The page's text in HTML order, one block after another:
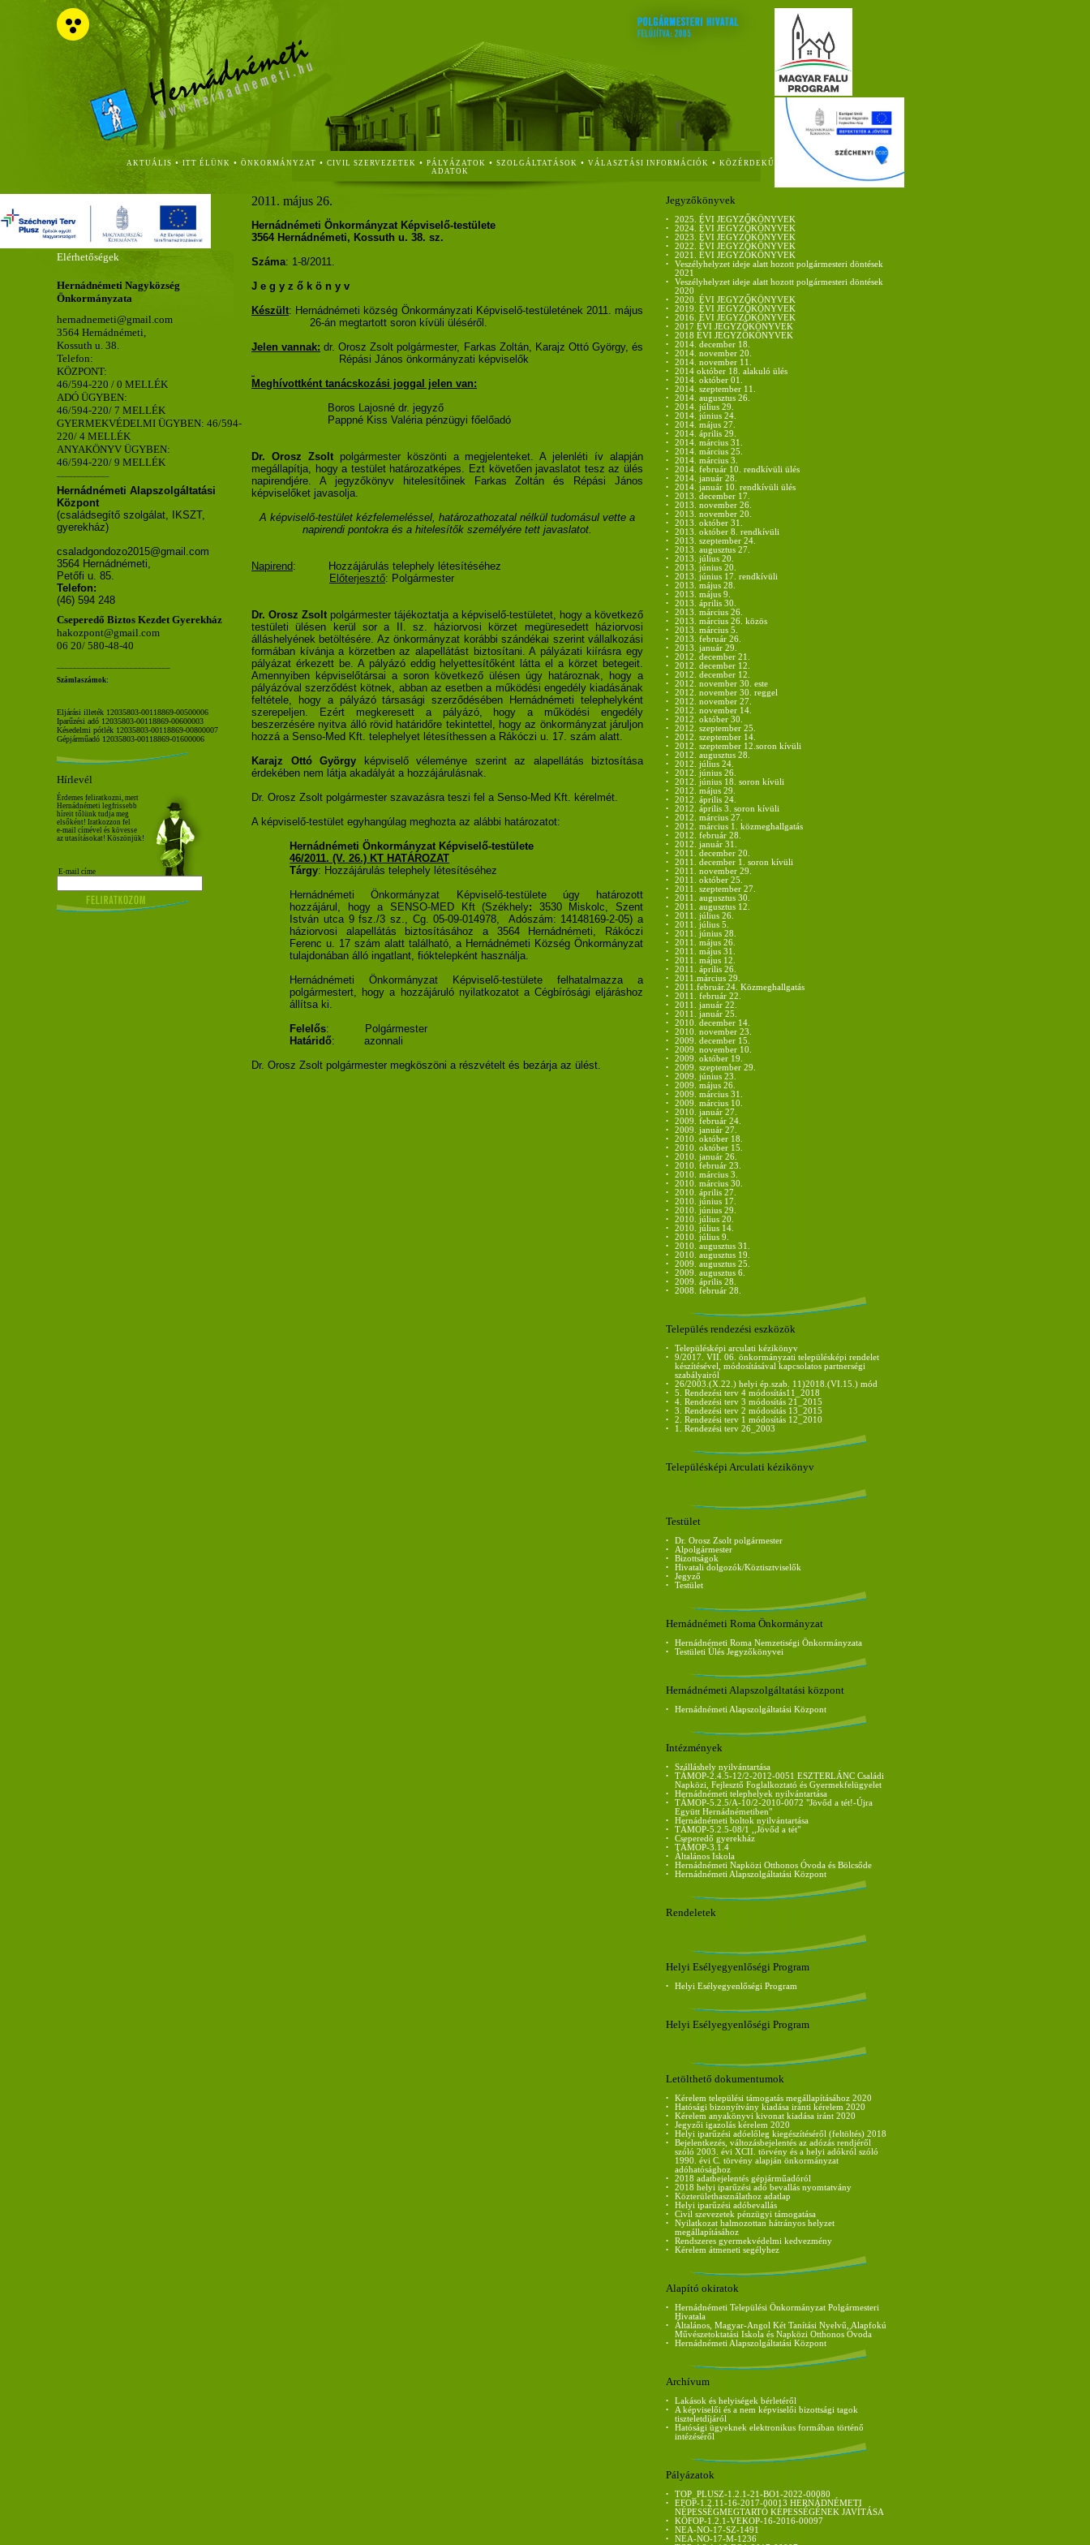
AKTUÁLIS • ITT ÉLÜNK • ÖNKORMÁNYZAT • CIVIL SZERVEZETEK • PÁLYÁZATOK • SZOLGÁLTATÁSOK • VÁLASZTÁSI INFORMÁCIÓK • KÖZÉRDEKŰ
ADATOK
Elérhetőségek
Hernádnémeti Nagyközség
Önkormányzata
hernadnemeti@gmail.com
3564 Hernádnémeti,
Kossuth u. 38.
Telefon:
KÖZPONT:
46/594-220 / 0 MELLÉK
ADÓ ÜGYBEN:
46/594-220/ 7 MELLÉK
GYERMEKVÉDELMI ÜGYBEN: 46/594-
220/ 4 MELLÉK
ANYAKÖNYV ÜGYBEN:
46/594-220/ 9 MELLÉK
Hernádnémeti Alapszolgáltatási
Központ
(családsegítő szolgálat, IKSZT,
gyerekház)
csaladgondozo2015@gmail.com
3564 Hernádnémeti,
Petőfi u. 85.
Telefon:
(46) 594 248
Cseperedő Biztos Kezdet Gyerekház
hakozpont@gmail.com
06 20/ 580-48-40
Számlaszámok:
Eljárási illeték 12035803-00118869-00500006
Iparűzési adó 12035803-00118869-00600003
Késedelmi pótlék 12035803-00118869-00800007
Gépjárműadó 12035803-00118869-01600006
Hírlevél
Érdemes feliratkozni, mert
Hernádnémeti legfrissebb
híreit tőlünk tudja meg
elsőként! Iratkozzon fel
e-mail címével és kövesse
az utasításokat! Köszönjük!
E-mail címe
2011. május 26.
Hernádnémeti Önkormányzat Képviselő-testülete
3564 Hernádnémeti, Kossuth u. 38. sz.
Száma: 1-8/2011.
J e g y z ő k ö n y v
Készült: Hernádnémeti község Önkormányzati Képviselő-testületének 2011. május
26-án megtartott soron kívüli üléséről.
Jelen vannak: dr. Orosz Zsolt polgármester, Farkas Zoltán, Karajz Ottó György, és
Répási János önkormányzati képviselők
Meghívottként tanácskozási joggal jelen van:
Boros Lajosné dr. jegyző
Pappné Kiss Valéria pénzügyi főelőadó
Dr. Orosz Zsoltpolgármester köszönti a megjelenteket. A jelenléti ív alapján
megállapítja, hogy a testület határozatképes. Ezt követően javaslatot tesz az ülés
napirendjére. A jegyzőkönyv hitelesítőinek Farkas Zoltán és Répási János
képviselőket javasolja.
A képviselő-testület kézfelemeléssel, határozathozatal nélkül tudomásul vette a
napirendi pontokra és a hitelesítők személyére tett javaslatot.
Napirend:
Hozzájárulás telephely létesítéséhez
Előterjesztő: Polgármester
Dr. Orosz Zsolt polgármester tájékoztatja a képviselő-testületet, hogy a következő
testületi ülésen kerül sor a II. sz. háziorvosi körzet megüresedett háziorvosi
álláshelyének betöltésére. Az önkormányzat korábbi szándékai szerint vállalkozási
formában kívánja a körzetben az alapellátást biztosítani. A pályázati kiírásra egy
pályázat érkezett be. A pályázó eddig helyettesítőként látta el a körzet betegeit.
Amennyiben képviselőtársai a soron következő ülésen úgy határoznak, hogy a
pályázóval szerződést kötnek, abban az esetben a működési engedély kiadásának
feltétele, hogy a pályázó társasági szerződésében Hernádnémeti telephelyként
szerepeljen. Ezért megkeresett a pályázó, hogy a működési engedély
beszerzésére nyitva álló rövid határidőre tekintettel, hogy az önkormányzat járuljon
hozzá a Senso-Med Kft. telephelyet létesíthessen a Rákóczi u. 17. szám alatt.
Karajz Ottó György képviselő véleménye szerint az alapellátás biztosítása
érdekében nem látja akadályát a hozzájárulásnak.
Dr. Orosz Zsolt polgármester szavazásra teszi fel a Senso-Med Kft. kérelmét.
A képviselő-testület egyhangúlag meghozta az alábbi határozatot:
Hernádnémeti Önkormányzat Képviselő-testülete
46/2011. (V. 26.) KT HATÁROZAT
Tárgy: Hozzájárulás telephely létesítéséhez
Hernádnémeti Önkormányzat Képviselő-testülete
úgy határozott
hozzájárul,
hogy a SENSO-MED Kft (Székhely: 3530 Miskolc, Szent
István utca 9 fsz./3 sz., Cg. 05-09-014978,
Adószám: 14148169-2-05) a
háziorvosi alapellátás biztosításához a 3564 Hernádnémeti, Rákóczi
Ferenc u. 17 szám alatt található, a Hernádnémeti Község Önkormányzat
tulajdonában álló ingatlant, fióktelepként használja.
Hernádnémeti Önkormányzat Képviselő-testülete felhatalmazza a
polgármestert, hogy a hozzájáruló nyilatkozatot a Cégbírósági eljáráshoz
állítsa ki.
Felelős:
Polgármester
Határidő:
azonnali
Dr. Orosz Zsolt polgármester megköszöni a részvételt és bezárja az ülést.
Jegyzőkönyvek
• 2025. ÉVI JEGYZŐKÖNYVEK
• 2024. ÉVI JEGYZŐKÖNYVEK
• 2023. ÉVI JEGYZŐKÖNYVEK
• 2022. ÉVI JEGYZŐKÖNYVEK
• 2021. ÉVI JEGYZŐKÖNYVEK
•
Veszélyhelyzet ideje alatt hozott polgármesteri döntések
2021
•
Veszélyhelyzet ideje alatt hozott polgármesteri döntések
2020
• 2020. ÉVI JEGYZŐKÖNYVEK
• 2019. ÉVI JEGYZŐKÖNYVEK
• 2016. ÉVI JEGYZŐKÖNYVEK
• 2017 ÉVI JEGYZŐKÖNYVEK
• 2018 ÉVI JEGYZŐKÖNYVEK
• 2014. december 18.
• 2014. november 20.
• 2014. november 11.
• 2014 október 18. alakuló ülés
• 2014. október 01.
• 2014. szeptember 11.
• 2014. augusztus 26.
• 2014. július 29.
• 2014. június 24.
• 2014. május 27.
• 2014. április 29.
• 2014. március 31.
• 2014. március 25.
• 2014. március 3.
• 2014. február 10. rendkívüli ülés
• 2014. január 28.
• 2014. január 10. rendkívüli ülés
• 2013. december 17.
• 2013. november 26.
• 2013. november 20.
• 2013. október 31.
• 2013. október 8. rendkívüli
• 2013. szeptember 24.
• 2013. augusztus 27.
• 2013. július 20.
• 2013. június 20.
• 2013. június 17. rendkívüli
• 2013. május 28.
• 2013. május 9.
• 2013. április 30.
• 2013. március 26.
• 2013. március 26. közös
• 2013. március 5.
• 2013. február 26.
• 2013. január 29.
• 2012. december 21.
• 2012. december 12.
• 2012. december 12.
• 2012. november 30. este
• 2012. november 30. reggel
• 2012. november 27.
• 2012. november 14.
• 2012. október 30.
• 2012. szeptember 25.
• 2012. szeptember 14.
• 2012. szeptember 12.soron kívüli
• 2012. augusztus 28.
• 2012. július 24.
• 2012. június 26.
• 2012. június 18. soron kívüli
• 2012. május 29.
• 2012. április 24.
• 2012. április 3. soron kívüli
• 2012. március 27.
• 2012. március 1. közmeghallgatás
• 2012. február 28.
• 2012. január 31.
• 2011. december 20.
• 2011. december 1. soron kívüli
• 2011. november 29.
• 2011. október 25.
• 2011. szeptember 27.
• 2011. augusztus 30.
• 2011. augusztus 12.
• 2011. július 26.
• 2011. július 5.
• 2011. június 28.
• 2011. május 26.
• 2011. május 31.
• 2011. május 12.
• 2011. április 26.
• 2011.március 29.
• 2011.február.24. Közmeghallgatás
• 2011. február 22.
• 2011. január 22.
• 2011. január 25.
• 2010. december 14.
• 2010. november 23.
• 2009. december 15.
• 2009. november 10.
• 2009. október 19.
• 2009. szeptember 29.
• 2009. június 23.
• 2009. május 26.
• 2009. március 31.
• 2009. március 10.
• 2010. január 27.
• 2009. február 24.
• 2009. január 27.
• 2010. október 18.
• 2010. október 15.
• 2010. január 26.
• 2010. február 23.
• 2010. március 3.
• 2010. március 30.
• 2010. április 27.
• 2010. június 17.
• 2010. június 29.
• 2010. július 20.
• 2010. július 14.
• 2010. július 9.
• 2010. augusztus 31.
• 2010. augusztus 19.
• 2009. augusztus 25.
• 2009. augusztus 6.
• 2009. április 28.
• 2008. február 28.
Település rendezési eszközök
• Településképi arculati kézikönyv
•
9/2017. VII. 06. önkormányzati településképi rendelet
készítésével, módosításával kapcsolatos partnerségi
szabályairól
• 26/2003.(X.22.) helyi ép.szab. 11)2018.(VI.15.) mód
• 5. Rendezési terv 4 módosítás11_2018
• 4. Rendezési terv 3 módosítás 21_2015
• 3. Rendezési terv 2 módosítás 13_2015
• 2. Rendezési terv 1 módosítás 12_2010
• 1. Rendezési terv 26_2003
Településképi Arculati kézikönyv
Testület
• Dr. Orosz Zsolt polgármester
• Alpolgármester
• Bizottságok
• Hivatali dolgozók/Köztisztviselők
• Jegyző
• Testület
Hernádnémeti Roma Önkormányzat
• Hernádnémeti Roma Nemzetiségi Önkormányzata
• Testületi Ülés Jegyzőkönyvei
Hernádnémeti Alapszolgáltatási központ
• Hernádnémeti Alapszolgáltatási Központ
Intézmények
• Szálláshely nyilvántartása
•
TÁMOP-2.4.5-12/2-2012-0051 ESZTERLÁNC Családi
Napközi, Fejlesztő Foglalkoztató és Gyermekfelügyelet
• Hernádnémeti telephelyek nyilvántartása
•
TÁMOP-5.2.5/A-10/2-2010-0072 "Jövőd a tét!-Újra
Együtt Hernádnémetiben"
• Hernádnémeti boltok nyilvántartása
• TÁMOP-5.2.5-08/1 ,,Jövőd a tét"
• Cseperedő gyerekház
• TÁMOP-3.1.4
• Általános Iskola
• Hernádnémeti Napközi Otthonos Óvoda és Bölcsőde
• Hernádnémeti Alapszolgáltatási Központ
Rendeletek
Helyi Esélyegyenlőségi Program
• Helyi Esélyegyenlőségi Program
Helyi Esélyegyenlőségi Program
Letölthető dokumentumok
• Kérelem települési támogatás megállapításához 2020
• Hatósági bizonyítvány kiadása iránti kérelem 2020
• Kérelem anyakönyvi kivonat kiadása iránt 2020
• Jegyzői igazolás kérelem 2020
• Helyi iparűzési adóelőleg kiegészítéséről (feltöltés) 2018
•
Bejelentkezés, változásbejelentés az adózás rendjéről
szóló 2003. évi XCII. törvény és a helyi adókról szóló
1990. évi C. törvény alapján önkormányzat
adóhatósághoz
• 2018 adatbejelentés gépjárműadóról
• 2018 helyi iparűzési adó bevallás nyomtatvány
• Közterülethasználathoz adatlap
• Helyi iparűzési adóbevallás
• Civil szevezetek pénzügyi támogatása
•
Nyilatkozat halmozottan hátrányos helyzet
megállapításához
• Rendszeres gyermekvédelmi kedvezmény
• Kérelem átmeneti segélyhez
Alapító okiratok
•
Hernádnémeti Települési Önkormányzat Polgármesteri
Hivatala
•
Általános, Magyar-Angol Két Tanítási Nyelvű, Alapfokú
Művészetoktatási Iskola és Napközi Otthonos Óvoda
• Hernádnémeti Alapszolgáltatási Központ
Archívum
• Lakások és helyiségek bérletéről
•
A képviselői és a nem képviselői bizottsági tagok
tiszteletdíjáról
•
Hatósági ügyeknek elektronikus formában történő
intézéséről
Pályázatok
• TOP_PLUSZ-1.2.1-21-BO1-2022-00080
•
EFOP-1.2.11-16-2017-00013 HERNÁDNÉMETI
NÉPESSÉGMEGTARTÓ KÉPESSÉGÉNEK JAVÍTÁSA
• KÖFOP-1.2.1-VEKOP-16-2016-00097
• NEA-NO-17-SZ-1491
• NEA-NO-17-M-1236